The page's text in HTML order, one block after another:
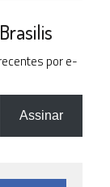
por e-
Assinar